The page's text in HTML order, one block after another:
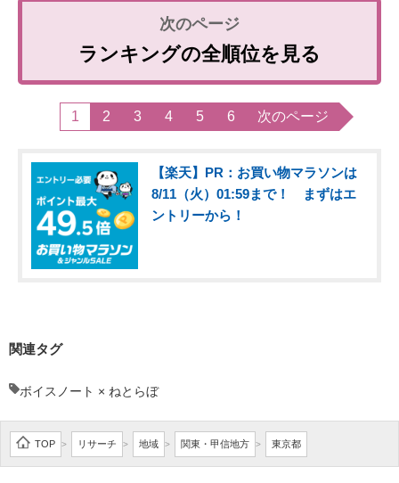
ランキングの全順位を見る
1 2 3 4 5 6 次のページ
【楽天】PR：お買い物マラソンは
8/11（火）01:59まで！ まずはエ
ントリーから！
関連タグ
ボイスノート × ねとらぼ
TOP > リサーチ > 地域 > 関東・甲信地方 > 東京都